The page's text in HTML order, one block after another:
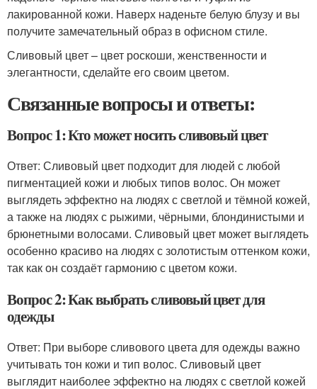
лакированной кожи. Наверх наденьте белую блузу и вы
получите замечательный образ в офисном стиле.
Сливовый цвет – цвет роскоши, женственности и
элегантности, сделайте его своим цветом.
Связанные вопросы и ответы:
Вопрос 1: Кто может носить сливовый цвет
Ответ: Сливовый цвет подходит для людей с любой
пигментацией кожи и любых типов волос. Он может
выглядеть эффектно на людях с светлой и тёмной кожей,
а также на людях с рыжими, чёрными, блондинистыми и
брюнетными волосами. Сливовый цвет может выглядеть
особенно красиво на людях с золотистым оттенком кожи,
так как он создаёт гармонию с цветом кожи.
Вопрос 2: Как выбрать сливовый цвет для
одежды
Ответ: При выборе сливового цвета для одежды важно
учитывать тон кожи и тип волос. Сливовый цвет
выглядит наиболее эффектно на людях с светлой кожей